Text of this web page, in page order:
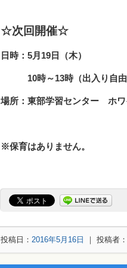
☆次回開催☆
日時：5月19日（木）
10時～13時（出入り自由
場所：東部学習センター ホワ
※保育はありません。
投稿日： 2016年5月16日 ｜ 投稿者：